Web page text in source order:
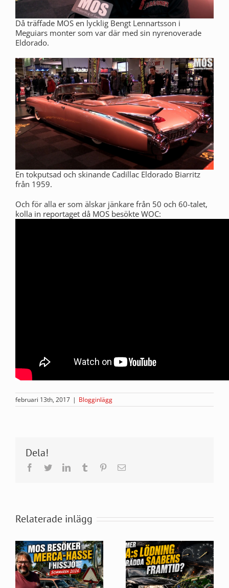
Då träffade MOS en lycklig Bengt Lennartsson i
Meguiars monter som var där med sin nyrenoverade
Eldorado.
En tokputsad och skinande Cadillac Eldorado Biarritz
från 1959.
Och för alla er som älskar jänkare från 50 och 60-talet,
kolla in reportaget då MOS besökte WOC:
februari 13th, 2017 | Blogginlägg
Dela!
Facebook
TwitterLinkedInTumblr Pinterest
E-
Relaterade inlägg